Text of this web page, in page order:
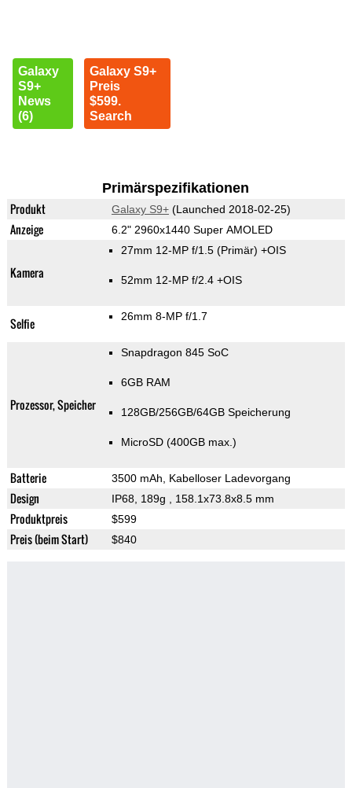
Galaxy
S9+
News
(6)
Galaxy S9+
Preis
$599.
Search
Primärspezifikationen
Produkt Galaxy S9+(Launched 2018-02-25)
Anzeige 6.2" 2960x1440 Super AMOLED
Kamera
27mm 12-MP f/1.5 (Primär) +OIS
52mm 12-MP f/2.4 +OIS
Selfie 26mm 8-MP f/1.7
Prozessor, Speicher
Snapdragon 845 SoC
6GB RAM
128GB/256GB/64GB Speicherung
MicroSD (400GB max.)
Batterie 3500 mAh, Kabelloser Ladevorgang
Design IP68, 189g , 158.1x73.8x8.5 mm
Produktpreis $599
Preis (beim Start) $840